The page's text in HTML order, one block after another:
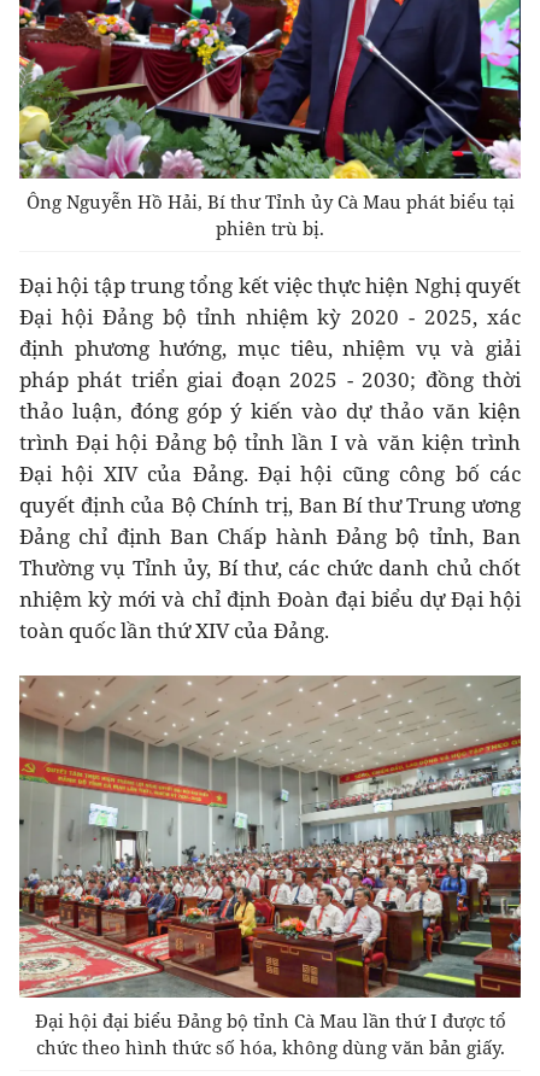
Ông Nguyễn Hồ Hải, Bí thư Tỉnh ủy Cà Mau phát biểu tại
phiên trù bị.
Đại hội tập trung tổng kết việc thực hiện Nghị quyết
Đại hội Đảng bộ tỉnh nhiệm kỳ 2020 - 2025, xác
định phương hướng, mục tiêu, nhiệm vụ và giải
pháp phát triển giai đoạn 2025 - 2030; đồng thời
thảo luận, đóng góp ý kiến vào dự thảo văn kiện
trình Đại hội Đảng bộ tỉnh lần I và văn kiện trình
Đại hội XIV của Đảng. Đại hội cũng công bố các
quyết định của Bộ Chính trị, Ban Bí thư Trung ương
Đảng chỉ định Ban Chấp hành Đảng bộ tỉnh, Ban
Thường vụ Tỉnh ủy, Bí thư, các chức danh chủ chốt
nhiệm kỳ mới và chỉ định Đoàn đại biểu dự Đại hội
toàn quốc lần thứ XIV của Đảng.
Đại hội đại biểu Đảng bộ tỉnh Cà Mau lần thứ I được tổ
chức theo hình thức số hóa, không dùng văn bản giấy.